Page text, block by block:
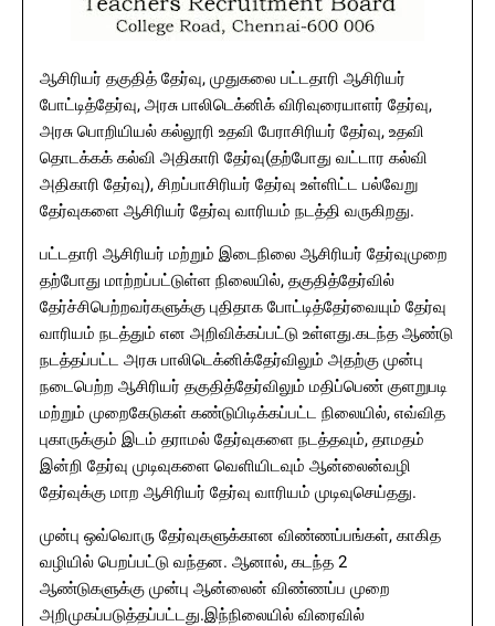
ஆசிரியர் தகுதித் தேர்வு, முதுகலை பட்டதாரி ஆசிரியர்
போட்டித்தேர்வு, அரசு பாலிடெக்னிக் விரிவுரையாளர் தேர்வு,
அரசு பொறியியல் கல்லூரி உதவி பேராசிரியர் தேர்வு, உதவி
தொடக்கக் கல்வி அதிகாரி தேர்வு(தற்போது வட்டார கல்வி
அதிகாரி தேர்வு), சிறப்பாசிரியர் தேர்வு உள்ளிட்ட பல்வேறு
தேர்வுகளை ஆசிரியர் தேர்வு வாரியம் நடத்தி வருகிறது.
பட்டதாரி ஆசிரியர் மற்றும் இடைநிலை ஆசிரியர் தேர்வுமுறை
தற்போது மாற்றப்பட்டுள்ள நிலையில், தகுதித்தேர்வில்
தேர்ச்சிபெற்றவர்களுக்கு புதிதாக போட்டித்தேர்வையும் தேர்வு
வாரியம் நடத்தும் என அறிவிக்கப்பட்டு உள்ளது.கடந்த ஆண்டு
நடத்தப்பட்ட அரசு பாலிடெக்னிக்தேர்விலும் அதற்கு முன்பு
நடைபெற்ற ஆசிரியர் தகுதித்தேர்விலும் மதிப்பெண் குளறுபடி
மற்றும் முறைகேடுகள் கண்டுபிடிக்கப்பட்ட நிலையில், எவ்வித
புகாருக்கும் இடம் தராமல் தேர்வுகளை நடத்தவும், தாமதம்
இன்றி தேர்வு முடிவுகளை வெளியிடவும் ஆன்லைன்வழி
தேர்வுக்கு மாற ஆசிரியர் தேர்வு வாரியம் முடிவுசெய்தது.
முன்பு ஒவ்வொரு தேர்வுகளுக்கான விண்ணப்பங்கள், காகித
வழியில் பெறப்பட்டு வந்தன. ஆனால், கடந்த 2
ஆண்டுகளுக்கு முன்பு ஆன்லைன் விண்ணப்ப முறை
அறிமுகப்படுத்தப்பட்டது.இந்நிலையில் விரைவில்